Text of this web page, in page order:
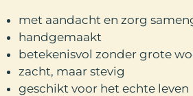
met aandacht en zorg
handgemaakt
betekenisvol zonder grote
zacht, maar stevig
geschikt voor het echte leven